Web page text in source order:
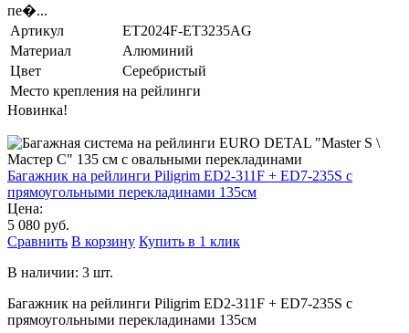
пе�...
Артикул
ET2024F-ET3235AG
Материал
Алюминий
Цвет
Серебристый
Место крепления на рейлинги
Новинка!
Багажник на рейлинги Piligrim ED2-311F + ED7-235S с
прямоугольными перекладинами 135см
Цена:
5 080 руб.
Сравнить В корзину Купить в 1 клик
В наличии: 3 шт.
Багажник на рейлинги Piligrim ED2-311F + ED7-235S с
прямоугольными перекладинами 135см